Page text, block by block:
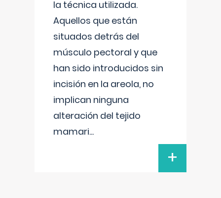
la técnica utilizada.
Aquellos que están
situados detrás del
músculo pectoral y que
han sido introducidos sin
incisión en la areola, no
implican ninguna
alteración del tejido
mamari...
+